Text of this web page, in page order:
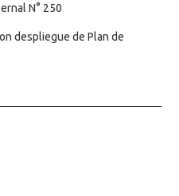
N° 250
despliegue de Plan de